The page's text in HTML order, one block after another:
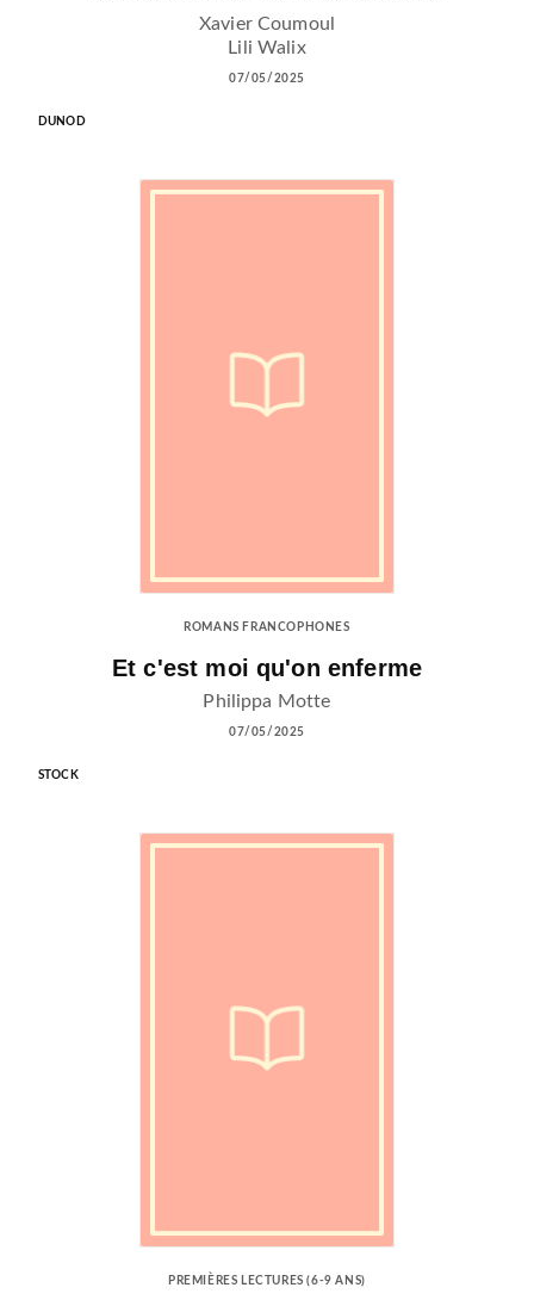
Xavier Coumoul
Lili Walix
07/05/2025
DUNOD
ROMANS FRANCOPHONES
Et c'est moi qu'on enferme
Philippa Motte
07/05/2025
STOCK
PREMIÈRES LECTURES (6-9 ANS)